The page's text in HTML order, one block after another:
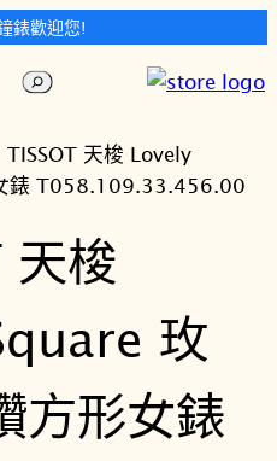
錶歡迎您!
搜
TISSOT 天梭 Lovely
錶 T058.109.33.456.00